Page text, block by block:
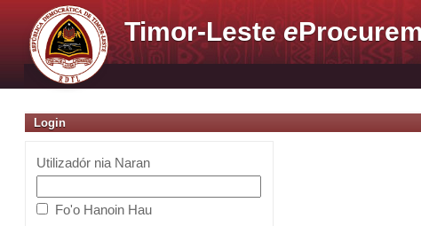
Timor-Lestee
Login
Utilizadór nia Naran
Fo'o Hanoin Hau